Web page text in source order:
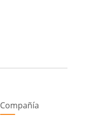
Compañía